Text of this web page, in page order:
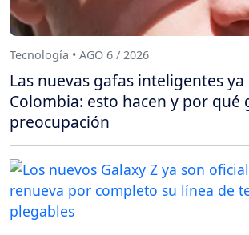
Tecnología • AGO 6 / 2026
Las nuevas gafas inteligentes ya
Colombia: esto hacen y por qué
preocupación